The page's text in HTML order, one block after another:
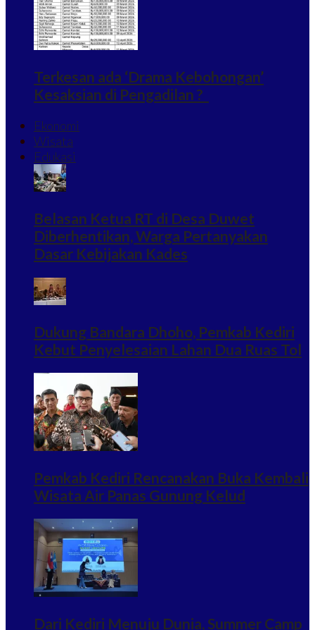
Terkesan ada ‘Drama Kebohongan’
Kesaksian di Pengadilan ?
Ekonomi
Wisata
Edukasi
Belasan Ketua RT di Desa Duwet
Diberhentikan, Warga Pertanyakan
Dasar Kebijakan Kades
Dukung Bandara Dhoho, Pemkab Kediri
Kebut Penyelesaian Lahan Dua Ruas Tol
Pemkab Kediri Rencanakan Buka Kembali
Wisata Air Panas Gunung Kelud
Dari Kediri Menuju Dunia, Summer Camp